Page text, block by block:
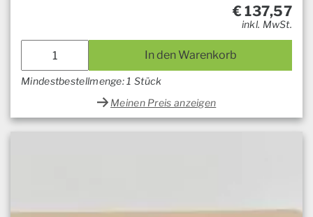
€137,57
inkl. MwSt.
In den Warenkorb
Mindestbestellmenge: 1 Stück
Meinen Preis anzeigen